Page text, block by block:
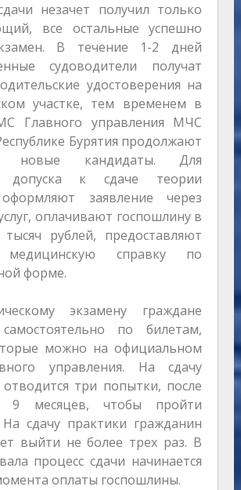
незачет получил только
все остальные успешно
В течение 1-2 дней
судоводители получат
удостоверения на
участке, тем временем в
Главного управления МЧС
Бурятия продолжают
новые кандидаты. Для
допуска к сдаче теории
заявление через
оплачивают госпошлину в
рублей, предоставляют
справку по
форме.
экзамену граждане
самостоятельно по билетам,
можно на официальном
управления. На сдачу
три попытки, после
9 месяцев, чтобы пройти
сдачу практики гражданин
выйти не более трех раз. В
процесс сдачи начинается
оплаты госпошлины.